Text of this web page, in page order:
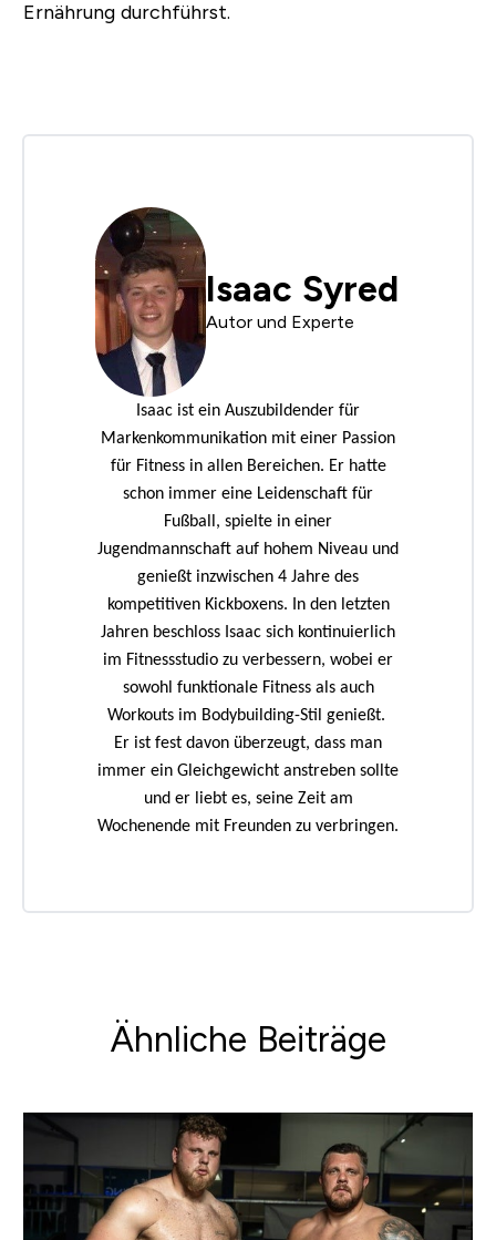
Ernährung durchführst.
Isaac Syred
Autor und Experte
Isaac ist ein Auszubildender für
Markenkommunikation mit einer Passion
für Fitness in allen Bereichen. Er hatte
schon immer eine Leidenschaft für
Fußball, spielte in einer
Jugendmannschaft auf hohem Niveau und
genießt inzwischen 4 Jahre des
kompetitiven Kickboxens. In den letzten
Jahren beschloss Isaac sich kontinuierlich
im Fitnessstudio zu verbessern, wobei er
sowohl funktionale Fitness als auch
Workouts im Bodybuilding-Stil genießt.
Er ist fest davon überzeugt, dass man
immer ein Gleichgewicht anstreben sollte
und er liebt es, seine Zeit am
Wochenende mit Freunden zu verbringen.
Ähnliche Beiträge